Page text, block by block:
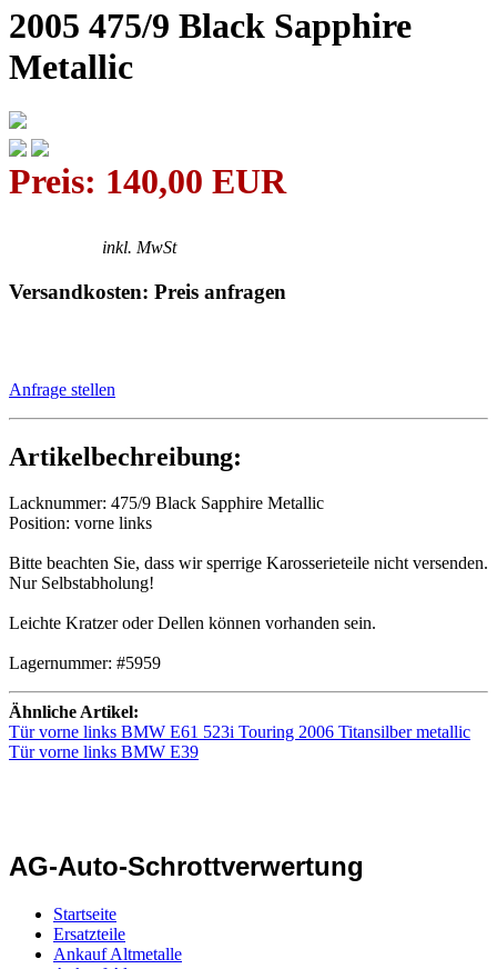
2005 475/9 Black Sapphire
Metallic
Preis: 140,00 EUR
inkl. MwSt
Versandkosten: Preis anfragen
Anfrage stellen
Artikelbechreibung:
Lacknummer: 475/9 Black Sapphire Metallic
Position: vorne links
Bitte beachten Sie, dass wir sperrige Karosserieteile nicht versenden.
Nur Selbstabholung!
Leichte Kratzer oder Dellen können vorhanden sein.
Lagernummer: #5959
Ähnliche Artikel:
Tür vorne links BMW E61 523i Touring 2006 Titansilber metallic
Tür vorne links BMW E39
AG-Auto-Schrottverwertung
Startseite
Ersatzteile
Ankauf Altmetalle